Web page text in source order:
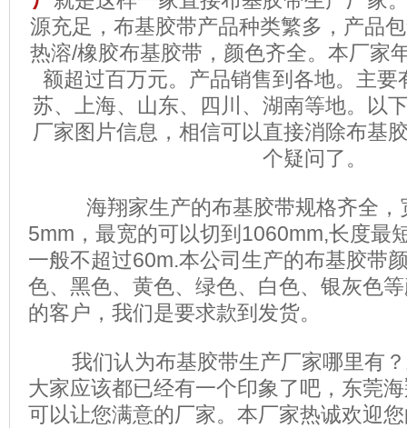
源充足，布基胶带产品种类繁多，产品
热溶/橡胶布基胶带，颜色齐全。本厂家
额超过百万元。产品销售到各地。主要
苏、上海、山东、四川、湖南等地。以
厂家图片信息，相信可以直接消除布基
个疑问了。
海翔家生产的布基胶带规格齐全
5mm，最宽的可以切到1060mm,长度最
一般不超过60m.本公司生产的布基胶带
色、黑色、黄色、绿色、白色、银灰色
的客户，我们是要求款到发货。
我们认为布基胶带生产厂家哪里有？
大家应该都已经有一个印象了吧，东莞
可以让您满意的厂家。本厂家热诚欢迎